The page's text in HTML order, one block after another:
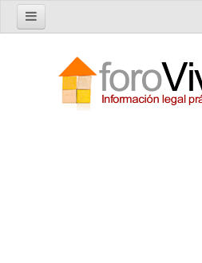
Nuevo tema